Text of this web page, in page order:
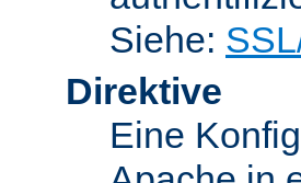
Siehe:
Direktive
Eine